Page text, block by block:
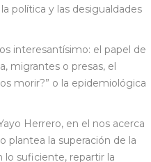
política y las desigualdades
interesantísimo: el papel de
migrantes o presas, el
morir?” o la epidemiológica
Herrero, en el nos acerca
plantea la superación de la
lo suficiente, repartir la